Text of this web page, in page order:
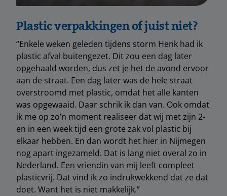
Plastic verpakkingen of juist niet?
“Enkele weken geleden tijdens storm Henk had ik
plastic afval buitengezet. Dit zou een dag later
opgehaald worden, dus zet je het de avond ervoor
aan de straat. Een dag later was de hele straat
overstroomd met plastic, omdat het alle kanten
was opgewaaid. Daar schrik ik dan van. Ook omdat
ik me op zo’n moment realiseer dat wij met zijn 2-
en in een week tijd een grote zak vol plastic bij
elkaar hebben. En dan wordt het hier in Nijmegen
nog apart ingezameld. Dat is lang niet overal zo in
Nederland. Een vriendin van mij leeft compleet
plasticvrij. Dat vind ik zo indrukwekkend dat ze dat
doet. Want het is niet makkelijk.”